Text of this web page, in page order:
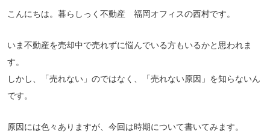
こんにちは。暮らしっく不動産 福岡オフィスの西村です。
いま不動産を売却中で売れずに悩んでいる方もいるかと思われま
す。
しかし、「売れない」のではなく、「売れない原因」を知らないん
です。
原因には色々ありますが、今回は時期について書いてみます。